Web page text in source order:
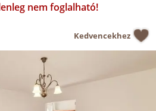
nem foglalható!
Kedvencekhez